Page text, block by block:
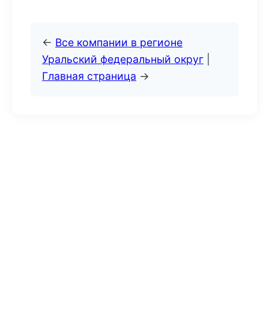
← Все компании в регионе
Уральский федеральный округ
Главная страница →